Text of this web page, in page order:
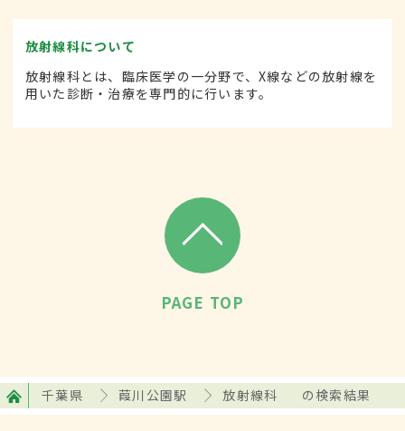
放射線科について
放射線科とは、臨床医学の一分野で、X線などの放射線を
用いた診断・治療を専門的に行います。
PAGE TOP
千葉県 葭川公園駅 放射線科 の検索結果